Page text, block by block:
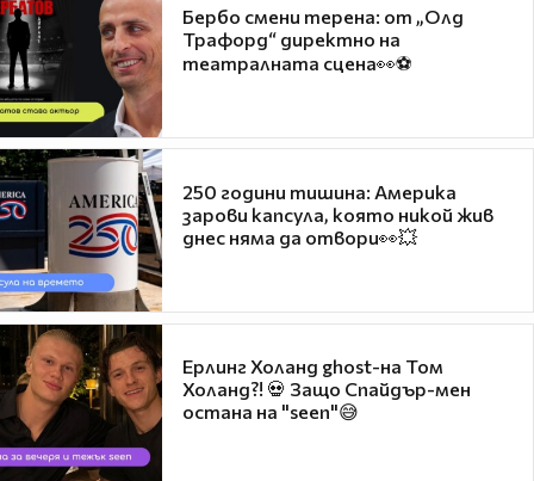
Бербо смени терена: от „Олд
Трафорд“ директно на
театралната сцена👀⚽
250 години тишина: Америка
зарови капсула, която никой жив
днес няма да отвори👀💥
Ерлинг Холанд ghost-на Том
Холанд?! 💀 Защо Спайдър-мен
остана на "seen"😅